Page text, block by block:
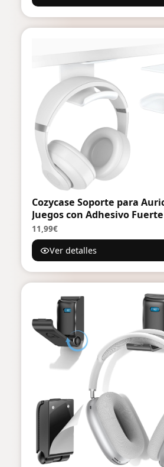
Cozycase Soporte para
Juegos con Adhesivo
Montaje en Escritorio,
Metal
11,99€
Ver detalles